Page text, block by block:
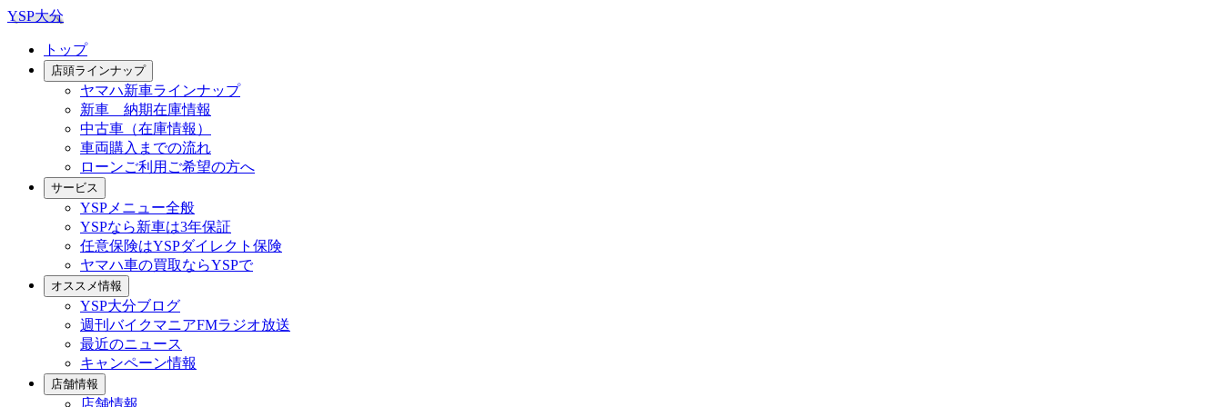
YSP大分
トップ
店頭ラインナップ
ヤマハ新車ラインナップ
新車 納期在庫情報
中古車（在庫情報）
車両購入までの流れ
ローンご利用ご希望の方へ
サービス
YSPメニュー全般
YSPなら新車は3年保証
任意保険はYSPダイレクト保険
ヤマハ車の買取ならYSPで
オススメ情報
YSP大分ブログ
週刊バイクマニアFMラジオ放送
最近のニュース
キャンペーン情報
店舗情報
店舗情報